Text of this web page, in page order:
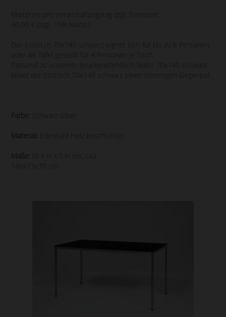
Mietpreis pro Veranstaltungstag zzgl. Transport:
40,00 € (zzgl. 19% MwSt.)
Der Esstisch 70x140 schwarz eignet sich für bis zu 6 Personen
oder als Tafel gestellt für 4 Personen je Tisch.
Passend zu unserem Brückenstehtisch Rialto 70x140 schwarz
bildet der Esstisch 70x140 schwarz einen stimmigen Gegenpol.
Farbe: schwarz silber
Material: Edelstahl Holz beschichtet
Maße:
(B x H x T in cm, ca.)